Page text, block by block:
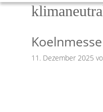
11. Dezember 2025